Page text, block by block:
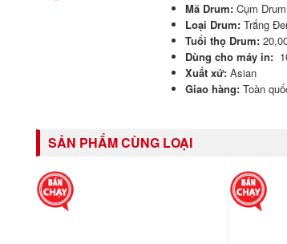
Mã Drum:Cụm
Loại Drum:Trắng
Tuổi thọ Drum:
Dùng cho máy in:
Xuất xứ: Asian
Giao hàng: Toàn
SẢN PHẨM CÙNG LOẠI